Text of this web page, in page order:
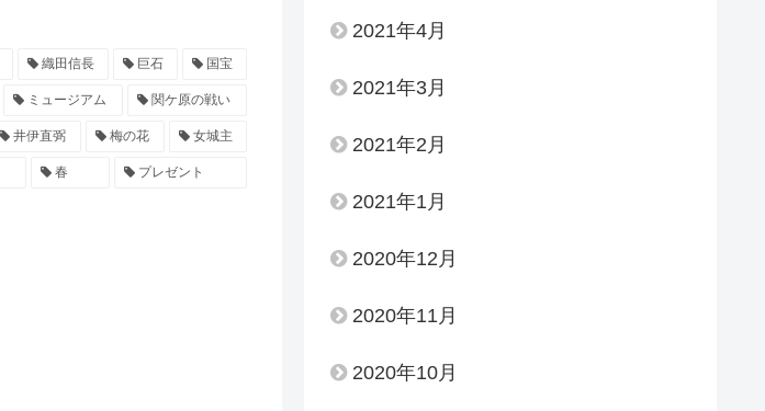
織田信長 巨石 国宝
ミュージアム 関ケ原の戦い
井伊直弼 梅の花 女城主
春 プレゼント
2021年4月
2021年3月
2021年2月
2021年1月
2020年12月
2020年11月
2020年10月